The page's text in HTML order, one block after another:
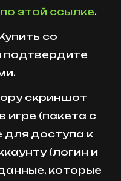
по этой ссылке.
со
подтвердите
скриншот
игре (пакета с
для доступа к
(логин и
которые